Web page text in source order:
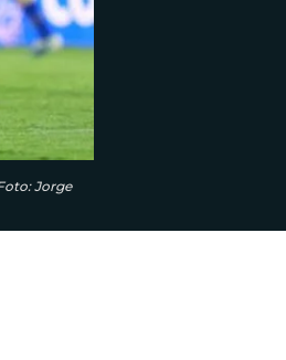
Jorge